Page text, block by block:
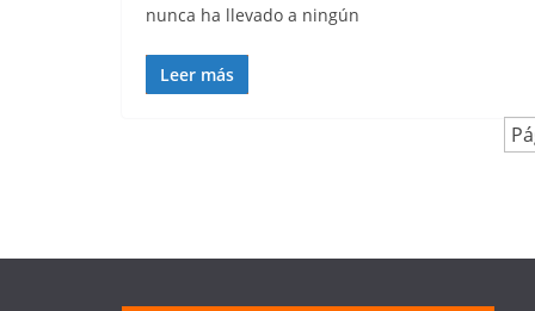
nunca ha llevado a ningún
Leer más